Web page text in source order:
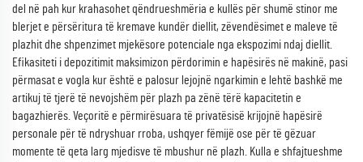
del në pah kur krahasohet qëndrueshmëria e kullës për shumë stinor me
blerjet e përsëritura të kremave kundër diellit, zëvendësimet e maleve të
plazhit dhe shpenzimet mjekësore potenciale nga ekspozimi ndaj diellit.
Efikasiteti i depozitimit maksimizon përdorimin e hapësirës në makinë, pasi
përmasat e vogla kur është e palosur lejojnë ngarkimin e lehtë bashkë me
artikuj të tjerë të nevojshëm për plazh pa zënë tërë kapacitetin e
bagazhierës. Veçoritë e përmirësuara të privatësisë krijojnë hapësirë
personale për të ndryshuar rroba, ushqyer fëmijë ose për të gëzuar
momente të qeta larg mjedisve të mbushur në plazh. Kulla e shfajtueshme